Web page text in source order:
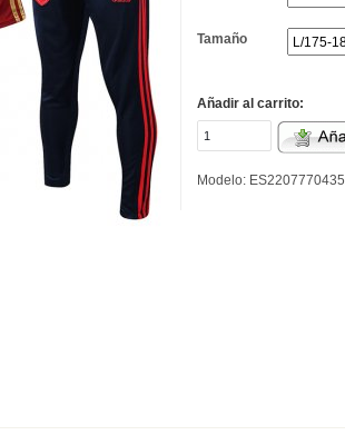
Tamaño
Añadir al carrito:
Modelo: ES2207770435